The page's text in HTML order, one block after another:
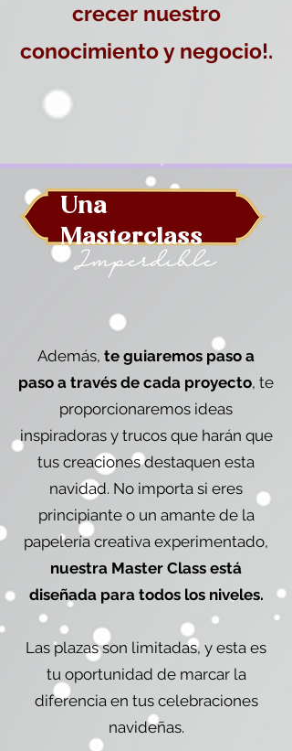
crecer nuestro
conocimiento y negocio!.
Una
Masterclass
Imperdible
Además, te guiaremos paso a
paso a través de cada proyecto, te
proporcionaremos ideas
inspiradoras y trucos que harán que
tus creaciones destaquen esta
navidad. No importa si eres
principiante o un amante de la
papelería creativa experimentado,
nuestra Master Class está
diseñada para todos los niveles.
Las plazas son limitadas, y esta es
tu oportunidad de marcar la
diferencia en tus celebraciones
navideñas.